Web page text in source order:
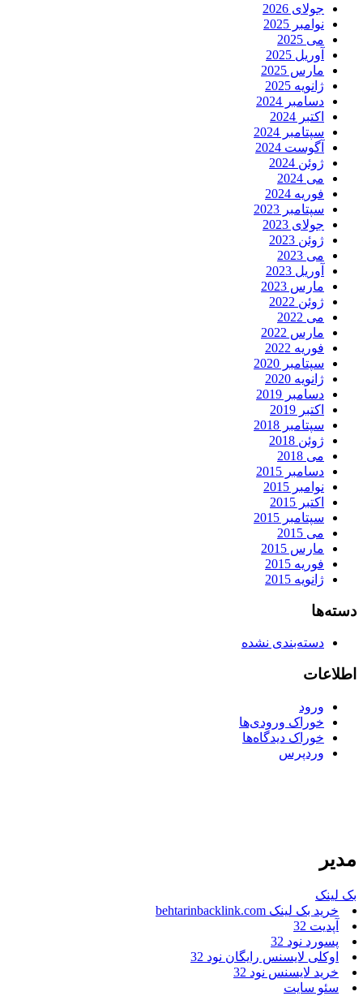
جولای 2026
نوامبر 2025
می 2025
آوریل 2025
مارس 2025
ژانویه 2025
دسامبر 2024
اکتبر 2024
سپتامبر 2024
آگوست 2024
ژوئن 2024
می 2024
فوریه 2024
سپتامبر 2023
جولای 2023
ژوئن 2023
می 2023
آوریل 2023
مارس 2023
ژوئن 2022
می 2022
مارس 2022
فوریه 2022
سپتامبر 2020
ژانویه 2020
دسامبر 2019
اکتبر 2019
سپتامبر 2018
ژوئن 2018
می 2018
دسامبر 2015
نوامبر 2015
اکتبر 2015
سپتامبر 2015
می 2015
مارس 2015
فوریه 2015
ژانویه 2015
دسته‌ها
دسته‌بندی نشده
اطلاعات
ورود
خوراک ورودی‌ها
خوراک دیدگاه‌ها
وردپرس
مدیر
بک لینک
خرید بک لینک behtarinbacklink.com
آپدیت 32
پسورد نود 32
اوکلی لایسنس رایگان نود 32
خرید لایسنس نود 32
سئو سایت